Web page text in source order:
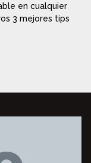
en cualquier
3 mejores tips